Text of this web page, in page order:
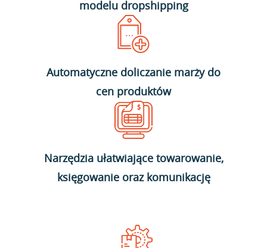
modelu dropshipping
Automatyczne doliczanie marży do
cen produktów
Narzędzia ułatwiające towarowanie,
księgowanie oraz komunikację